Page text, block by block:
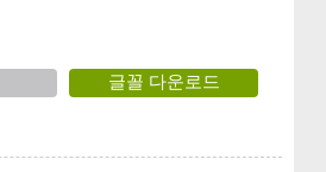
글꼴 다운로드